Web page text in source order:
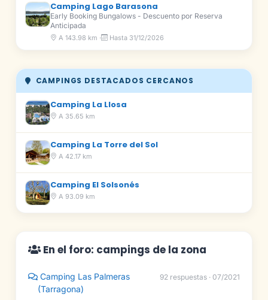
Camping Lago Barasona
Early Booking Bungalows - Descuento por Reserva
Anticipada
A 143.98 km · Hasta 31/12/2026
CAMPINGS DESTACADOS CERCANOS
Camping La Llosa
A 35.65 km
Camping La Torre del Sol
A 42.17 km
Camping El Solsonés
A 93.09 km
En el foro: campings de la zona
Camping Las Palmeras
(Tarragona)
92 respuestas · 07/2021